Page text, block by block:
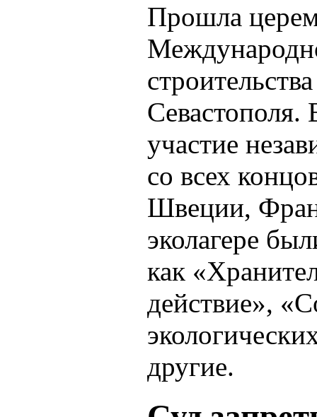
Прошла
Севастополя.
участие
со всех
Швеции,
эколагере
как
действие»,
другие.